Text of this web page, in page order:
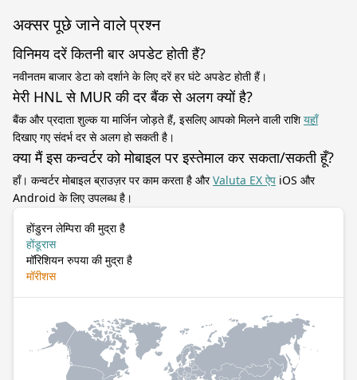
अक्सर पूछे जाने वाले प्रश्न
विनिमय दरें कितनी बार अपडेट होती हैं?
नवीनतम बाजार डेटा को दर्शाने के लिए दरें हर घंटे अपडेट होती हैं।
मेरी HNL से MUR की दर बैंक से अलग क्यों है?
बैंक और प्रदाता शुल्क या मार्जिन जोड़ते हैं, इसलिए आपको मिलने वाली राशियहाँ
दिखाए गए संदर्भ दर से अलग हो सकती है।
क्या मैं इस कन्वर्टर को मोबाइल पर इस्तेमाल कर सकता/सकती हूँ?
हाँ। कन्वर्टर मोबाइल ब्राउज़र पर काम करता है औरValuta EX ऐप iOS और
Android के लिए उपलब्ध है।
होंडुरन लेम्पिरा की मुद्रा है
होंडूरास
मॉरिशियन रुपया की मुद्रा है
मॉरीशस